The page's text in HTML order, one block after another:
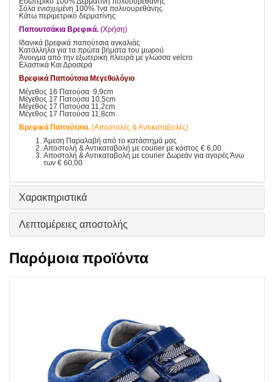
Σόλα ενισχυμένη 100% Ίνα πολυουρεθάνης
Κάτω περιμετρικό δερματίνης
Παπουτσάκια Βρεφικά. (Χρήση)
Ιδανικά βρεφικά παπούτσια αγκαλιάς
Κατάλληλα για τα πρώτα βήματα του μωρού
Άνοιγμα από την εξωτερική πλευρά με γλώσσα velcro
Ελαστικά Και Δροσερά
Βρεφικά Παπούτσια Μεγεθολόγιο
Μέγεθος 16 Πατούσα 9,9cm
Μέγεθος 17 Πατούσα 10,5cm
Μέγεθος 17 Πατούσα 11,2cm
Μέγεθος 17 Πατούσα 11,8cm
Βρεφικά Παπούτσια. (Αποστολές & Αντικαταβολές)
Άμεση Παραλαβή από το κατάστημά μας
Αποστολή & Αντικαταβολή με courier με κόστος € 6,00
Αποστολή & Αντικαταβολή με courier Δωρεάν για αγορές Άνω
των € 60,00
Χαρακτηριστικά
Λεπτομέρειες αποστολής
Παρόμοια προϊόντα